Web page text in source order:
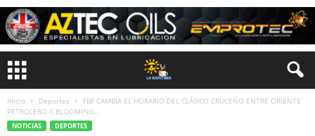
Inicio Deportes
FBF CAMBIA EL HORARIO DEL CLÁSICO CRUCEÑO ENTRE ORIENTE
PETROLERO Y BLOOMING...
NOTICIAS DEPORTES